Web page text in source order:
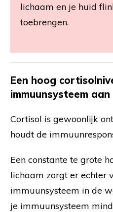
lichaam en je huid
toebrengen.
Een hoog
immuunsysteem aan
Cortisol is gewoonlijk
houdt de
Een constante te grote
lichaam zorgt er echter
immuunsysteem in de
je immuunsysteem